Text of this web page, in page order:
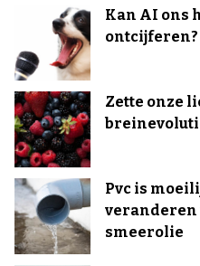
Kan AI ons
ontcijferen?
Zette onze
Pvc is
veranderen
smeerolie